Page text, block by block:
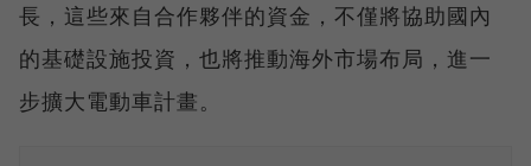
長，這些來自合作夥伴的資金，不僅將協助國內
的基礎設施投資，也將推動海外市場布局，進一
步擴大電動車計畫。